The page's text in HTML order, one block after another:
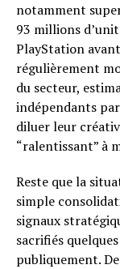
notamment
93 millions
PlayStation
régulièrement
du secteur,
indépendants
diluer leur
“ralentissant” à
Reste que la
simple
signaux
sacrifiés
publiquement.